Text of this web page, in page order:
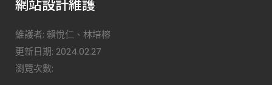
維護者: 賴悅仁、林培榕
更新日期: 2024.02.27
瀏覽次數: